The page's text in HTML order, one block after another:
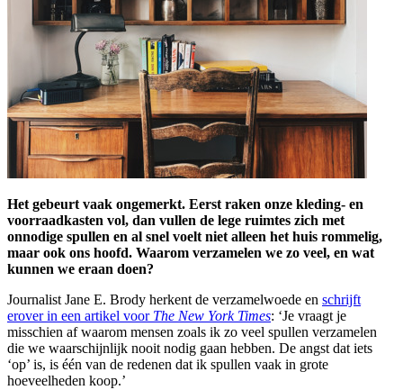
Het gebeurt vaak ongemerkt. Eerst raken onze kleding- en
voorraadkasten vol, dan vullen de lege ruimtes zich met
onnodige spullen en al snel voelt niet alleen het huis rommelig,
maar ook ons hoofd. Waarom verzamelen we zo veel, en wat
kunnen we eraan doen?
Journalist Jane E. Brody herkent de verzamelwoede en schrijft
erover in een artikel voor The New York Times: ‘Je vraagt je
misschien af waarom mensen zoals ik zo veel spullen verzamelen
die we waarschijnlijk nooit nodig gaan hebben. De angst dat iets
‘op’ is, is één van de redenen dat ik spullen vaak in grote
hoeveelheden koop.’